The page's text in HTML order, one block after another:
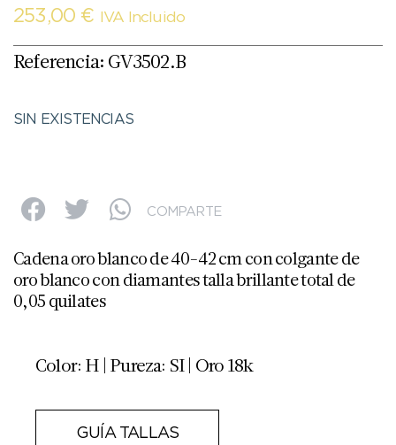
253,00 € IVA Incluido
Referencia: GV3502.B
SIN EXISTENCIAS
COMPARTE
Cadena oro blanco de 40-42 cm con colgante de
oro blanco con diamantes talla brillante total de
0,05 quilates
Color: H | Pureza: SI | Oro 18k
GUÍA TALLAS